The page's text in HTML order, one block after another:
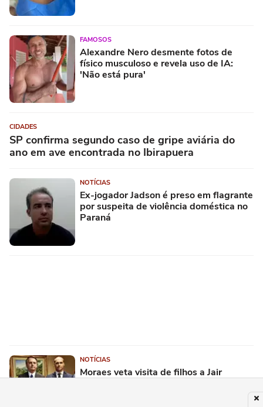
FAMOSOS
Alexandre Nero desmente fotos de
físico musculoso e revela uso de IA:
'Não está pura'
CIDADES
SP confirma segundo caso de gripe aviária do
ano em ave encontrada no Ibirapuera
NOTÍCIAS
Ex-jogador Jadson é preso em flagrante
por suspeita de violência doméstica no
Paraná
NOTÍCIAS
Moraes veta visita de filhos a Jair